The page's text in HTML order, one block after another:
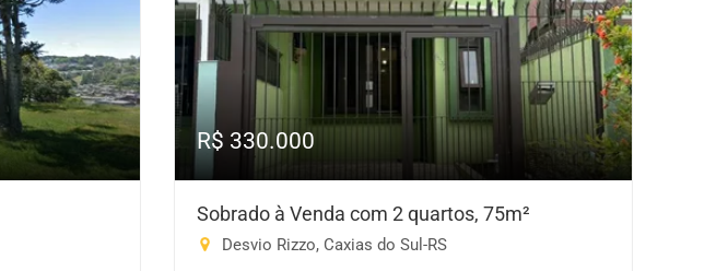
R$ 330.000
Sobrado à Venda com 2 quartos, 75m²
Desvio Rizzo, Caxias do Sul-RS